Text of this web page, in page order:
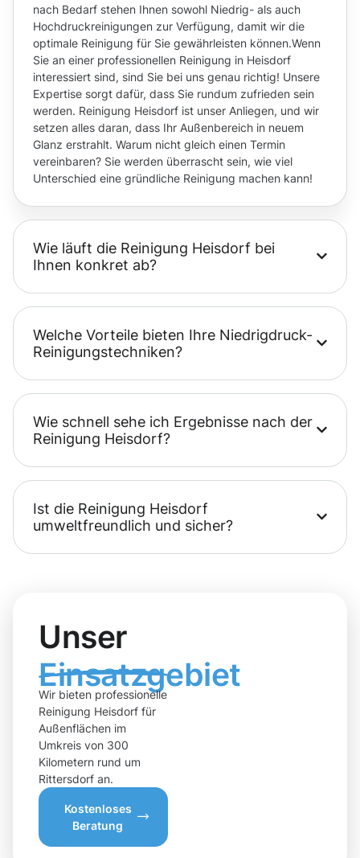
nach Bedarf stehen Ihnen sowohl Niedrig- als auch
Hochdruckreinigungen zur Verfügung, damit wir die
optimale Reinigung für Sie gewährleisten können.Wenn
Sie an einer professionellen Reinigung in Heisdorf
interessiert sind, sind Sie bei uns genau richtig! Unsere
Expertise sorgt dafür, dass Sie rundum zufrieden sein
werden. Reinigung Heisdorf ist unser Anliegen, und wir
setzen alles daran, dass Ihr Außenbereich in neuem
Glanz erstrahlt. Warum nicht gleich einen Termin
vereinbaren? Sie werden überrascht sein, wie viel
Unterschied eine gründliche Reinigung machen kann!
Wie läuft die Reinigung Heisdorf bei
Ihnen konkret ab?
Welche Vorteile bieten Ihre Niedrigdruck-
Reinigungstechniken?
Wie schnell sehe ich Ergebnisse nach der
Reinigung Heisdorf?
Ist die Reinigung Heisdorf
umweltfreundlich und sicher?
Unser
Einsatzgebiet
Wir bieten professionelle
Reinigung Heisdorf für
Außenflächen im
Umkreis von 300
Kilometern rund um
Rittersdorf an.
Kostenloses
Beratung